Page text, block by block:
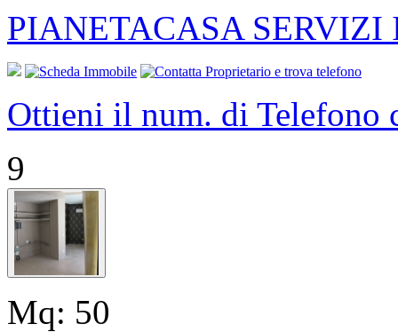
PIANETACASA
Ottieni il num. di Telefono
9
Mq: 50